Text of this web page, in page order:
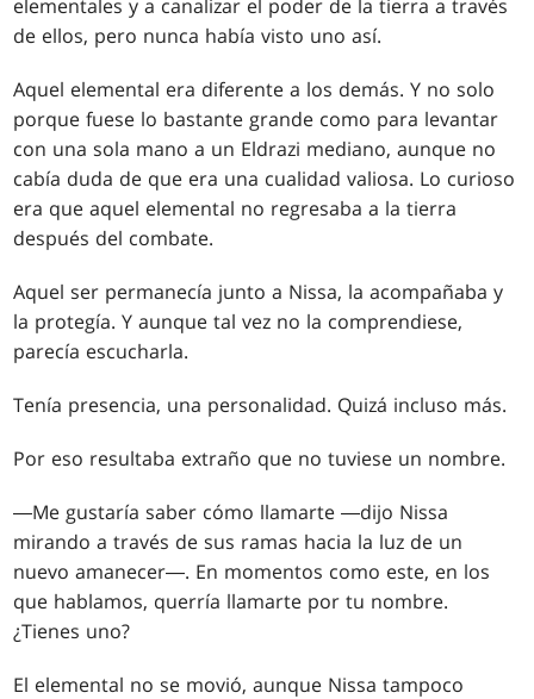
elementales y a canalizar el poder de la tierra a través
de ellos, pero nunca había visto uno así.
Aquel elemental era diferente a los demás. Y no solo
porque fuese lo bastante grande como para levantar
con una sola mano a un Eldrazi mediano, aunque no
cabía duda de que era una cualidad valiosa. Lo curioso
era que aquel elemental no regresaba a la tierra
después del combate.
Aquel ser permanecía junto a Nissa, la acompañaba y
la protegía. Y aunque tal vez no la comprendiese,
parecía escucharla.
Tenía presencia, una personalidad. Quizá incluso más.
Por eso resultaba extraño que no tuviese un nombre.
―Me gustaría saber cómo llamarte ―dijo Nissa
mirando a través de sus ramas hacia la luz de un
nuevo amanecer―. En momentos como este, en los
que hablamos, querría llamarte por tu nombre.
¿Tienes uno?
El elemental no se movió, aunque Nissa tampoco